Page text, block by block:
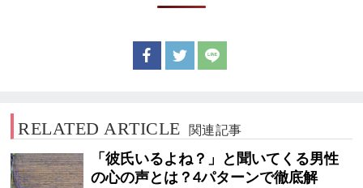
RELATED ARTICLE 関連記事
「彼氏いるよね？」と聞いてくる男性
の心の声とは？4パターンで徹底解